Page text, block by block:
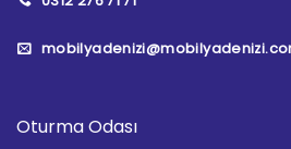
Oturma Odası